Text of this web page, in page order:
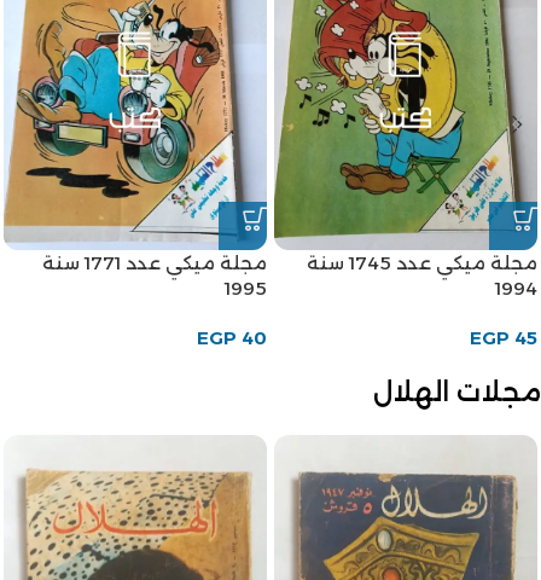
مجلة ميكي عدد 1745 سنة
1994
EGP 45
مجلة ميكي عدد 1771 سنة
1995
EGP 40
مجلات الهلال